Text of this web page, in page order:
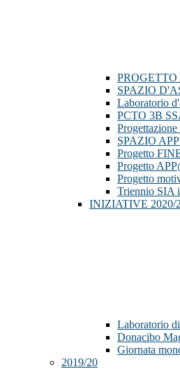
SPAZIO
Laboratorio
PCTO 3B
SPAZIO
Progetto
Progetto
Progetto
Triennio SIA
INIZIATIVE 2020/
Laboratorio
Donacibo
Giornata
2019/20